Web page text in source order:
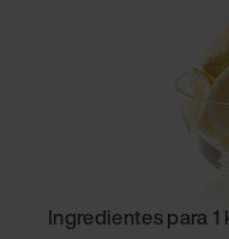
Ingredientes para